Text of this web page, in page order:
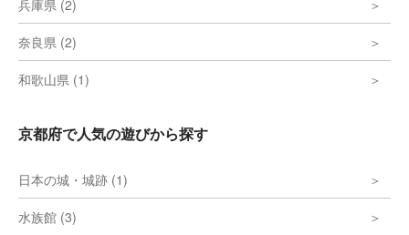
兵庫県 (2)
奈良県 (2)
和歌山県 (1)
京都府で人気の遊びから探す
日本の城・城跡 (1)
水族館 (3)